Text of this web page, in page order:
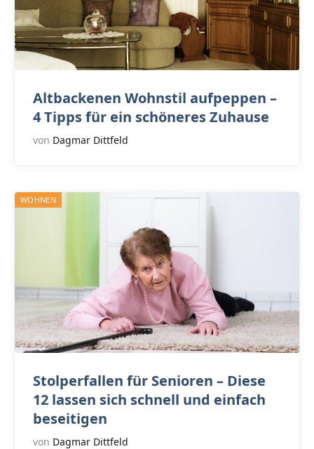
Altbackenen Wohnstil aufpeppen –
4 Tipps für ein schöneres Zuhause
von Dagmar Dittfeld
WOHNEN
Stolperfallen für Senioren – Diese
12 lassen sich schnell und einfach
beseitigen
von Dagmar Dittfeld